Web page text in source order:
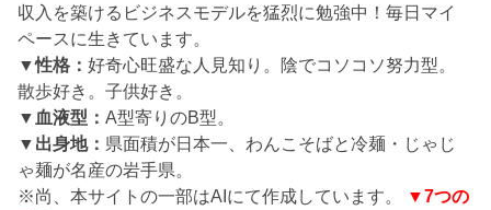
収入を築けるビジネスモデルを猛烈に勉強中！毎日マイ
ペースに生きています。
▼性格：好奇心旺盛な人見知り。陰でコソコソ努力型。
散歩好き。子供好き。
▼血液型：A型寄りのB型。
▼出身地： 県面積が日本一、わんこそばと冷麺・じゃじ
ゃ麺が名産の岩手県。
※尚、本サイトの一部はAIにて作成しています。
▼7つの